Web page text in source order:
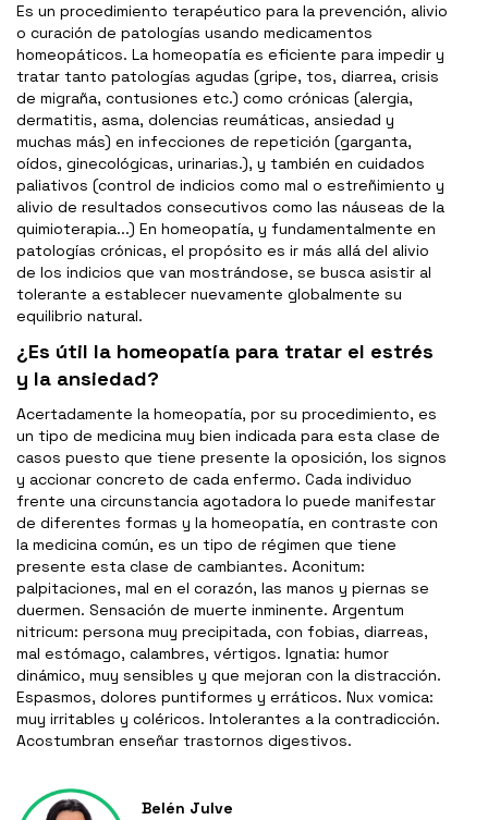
Es un procedimiento terapéutico para la prevención, alivio
o curación de patologías usando medicamentos
homeopáticos. La homeopatía es eficiente para impedir y
tratar tanto patologías agudas (gripe, tos, diarrea, crisis
de migraña, contusiones etc.) como crónicas (alergia,
dermatitis, asma, dolencias reumáticas, ansiedad y
muchas más) en infecciones de repetición (garganta,
oídos, ginecológicas, urinarias.), y también en cuidados
paliativos (control de indicios como mal o estreñimiento y
alivio de resultados consecutivos como las náuseas de la
quimioterapia...) En homeopatía, y fundamentalmente en
patologías crónicas, el propósito es ir más allá del alivio
de los indicios que van mostrándose, se busca asistir al
tolerante a establecer nuevamente globalmente su
equilibrio natural.
¿Es útil la homeopatía para tratar el estrés
y la ansiedad?
Acertadamente la homeopatía, por su procedimiento, es
un tipo de medicina muy bien indicada para esta clase de
casos puesto que tiene presente la oposición, los signos
y accionar concreto de cada enfermo. Cada individuo
frente una circunstancia agotadora lo puede manifestar
de diferentes formas y la homeopatía, en contraste con
la medicina común, es un tipo de régimen que tiene
presente esta clase de cambiantes. Aconitum:
palpitaciones, mal en el corazón, las manos y piernas se
duermen. Sensación de muerte inminente. Argentum
nitricum: persona muy precipitada, con fobias, diarreas,
mal estómago, calambres, vértigos. Ignatia: humor
dinámico, muy sensibles y que mejoran con la distracción.
Espasmos, dolores puntiformes y erráticos. Nux vomica:
muy irritables y coléricos. Intolerantes a la contradicción.
Acostumbran enseñar trastornos digestivos.
Belén Julve